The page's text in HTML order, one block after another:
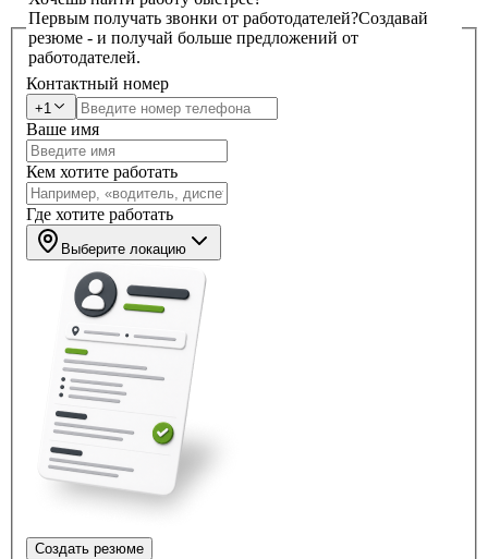
Первым получать звонки от работодателей?Создавай
резюме - и получай больше предложений от
работодателей.
Контактный номер
+1
Ваше имя
Кем хотите работать
Где хотите работать
Выберите локацию
Создать резюме